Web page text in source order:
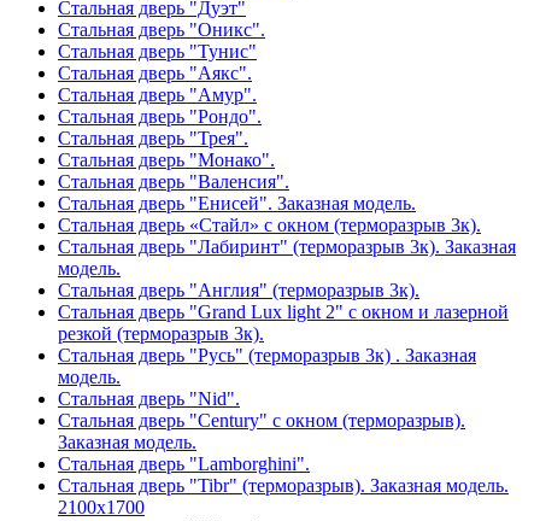
Стальная дверь "Дуэт"
Стальная дверь "Оникс".
Стальная дверь "Тунис"
Стальная дверь "Аякс".
Стальная дверь "Амур".
Стальная дверь "Рондо".
Стальная дверь "Трея".
Стальная дверь "Монако".
Стальная дверь "Валенсия".
Стальная дверь "Енисей". Заказная модель.
Стальная дверь «Стайл» с окном (терморазрыв 3к).
Стальная дверь "Лабиринт" (терморазрыв 3к). Заказная
модель.
Стальная дверь "Англия" (терморазрыв 3к).
Стальная дверь "Grand Lux light 2" с окном и лазерной
резкой (терморазрыв 3к).
Стальная дверь "Русь" (терморазрыв 3к) . Заказная
модель.
Стальная дверь "Nid".
Стальная дверь "Century" с окном (терморазрыв).
Заказная модель.
Стальная дверь "Lamborghini".
Стальная дверь "Tibr" (терморазрыв). Заказная модель.
2100х1700